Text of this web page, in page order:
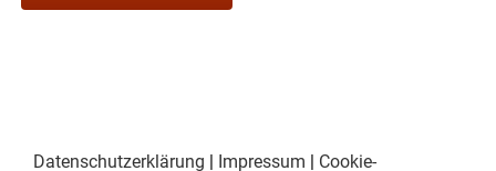
Datenschutzerklärung Impressum Cookie-